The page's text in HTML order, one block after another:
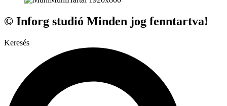
© Inforg studió Minden jog fenntartva!
Keresés